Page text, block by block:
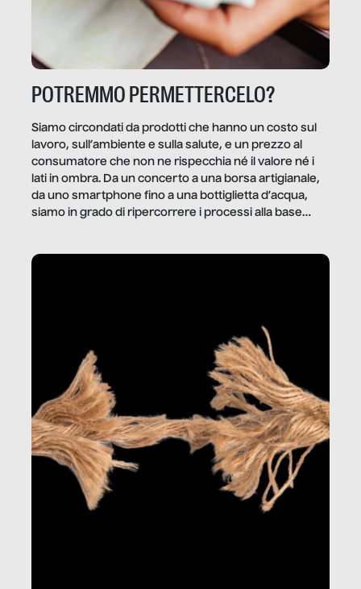
POTREMMO PERMETTERCELO?
Siamo circondati da prodotti che hanno un costo sul
lavoro, sull’ambiente e sulla salute, e un prezzo al
consumatore che non ne rispecchia né il valore né i
lati in ombra. Da un concerto a una borsa artigianale,
da uno smartphone fino a una bottiglietta d’acqua,
siamo in grado di ripercorrere i processi alla base
dietro gli oggetti e i servizi che fanno la nostra vita